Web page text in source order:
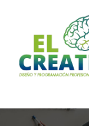
contenido